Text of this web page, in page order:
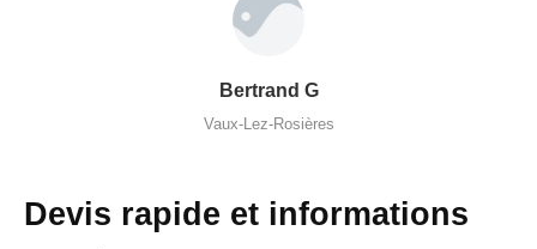
Bertrand G
Vaux-Lez-Rosières
Devis rapide et informations